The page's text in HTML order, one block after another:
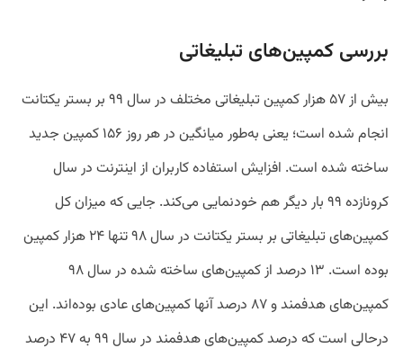
بررسی کمپین‌های تبلیغاتی
بیش از ۵۷ هزار کمپین تبلیغاتی مختلف در سال ۹۹ بر بستر یکتانت
انجام شده است؛ یعنی به‌طور میانگین در هر روز ۱۵۶ کمپین جدید
ساخته شده است. افزایش استفاده کاربران از اینترنت در سال
کرونازده ۹۹ بار دیگر هم خودنمایی می‌کند. جایی که میزان کل
کمپین‌های تبلیغاتی بر بستر یکتانت در سال ۹۸ تنها ۲۴ هزار کمپین
بوده است. ۱۳ درصد از کمپین‌های ساخته شده در سال ۹۸
کمپین‌های هدفمند و ۸۷ درصد آنها کمپین‌های عادی بوده‌اند. این
درحالی است که درصد کمپین‌های هدفمند در سال ۹۹ به ۴۷ درصد